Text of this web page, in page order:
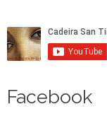
Facebook